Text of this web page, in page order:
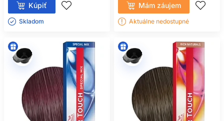
Kúpiť
Skladom ㅤ
Mám záujem
Aktuálne nedostupné